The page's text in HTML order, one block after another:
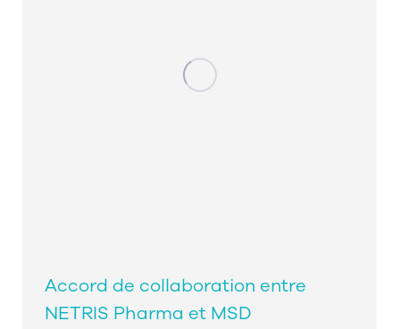
Accord de collaboration entre
NETRIS Pharma et MSD